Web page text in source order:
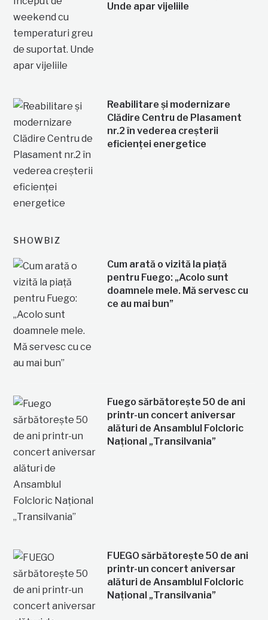
Unde apar vijeliile
Reabilitare și modernizare
Clădire Centru de Plasament
nr.2 în vederea creșterii
eficienței energetice
SHOWBIZ
Cum arată o vizită la piață
pentru Fuego: „Acolo sunt
doamnele mele. Mă servesc cu
ce au mai bun”
Fuego sărbătorește 50 de ani
printr-un concert aniversar
alături de Ansamblul Folcloric
Național „Transilvania”
FUEGO sărbătorește 50 de ani
printr-un concert aniversar
alături de Ansamblul Folcloric
Național „Transilvania”